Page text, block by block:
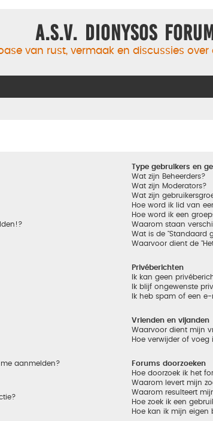
A.S.V. Dionysos Forum
van rust, vermaak en discussies
aanmelden?
Type gebruikers en
Wat zijn Beheerders?
Wat zijn Moderators?
Wat zijn
Hoe word ik lid van
Hoe word ik een
Waarom staan
Wat is de "Standaard
Waarvoor dient de
Privéberichten
Ik kan geen
Ik blijf ongewenste
Ik heb spam of een
Vrienden en vijanden
Waarvoor dient mijn
Hoe verwijder of
Forums doorzoeken
Hoe doorzoek ik het
Waarom levert mijn
Waarom resulteert
Hoe zoek ik een
Hoe kan ik mijn eigen